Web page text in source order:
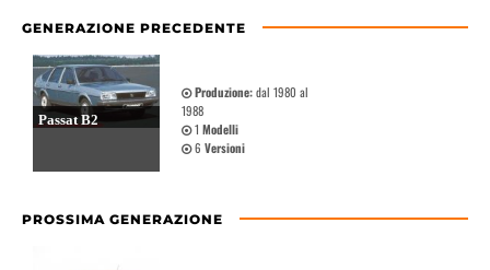
GENERAZIONE PRECEDENTE
Passat B2
Produzione:dal 1980 al
1988
1 Modelli
6 Versioni
PROSSIMA GENERAZIONE